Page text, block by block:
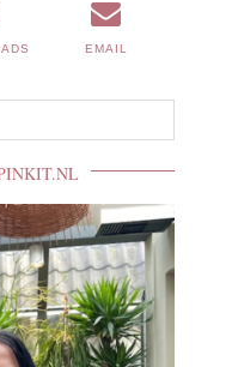
EMAIL